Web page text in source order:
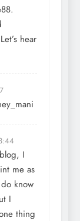
hear
I
me as
know
I
thing